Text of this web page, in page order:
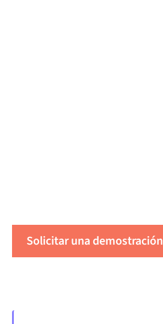
Solicitar una demostración